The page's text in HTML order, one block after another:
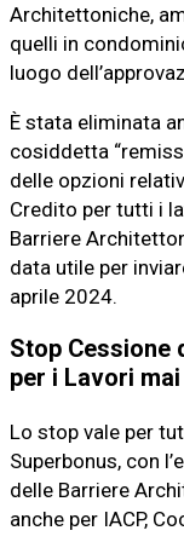
Architettoniche,
quelli in
luogo
È stata eliminata
cosiddetta
delle opzioni
Credito per tutti i
Barriere
data utile per
aprile 2024.
Stop Cessione
per i Lavori
Lo stop vale per
Superbonus, con
delle Barriere
anche per IACP,